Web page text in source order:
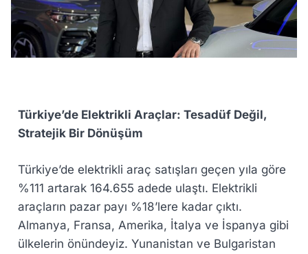
Türkiye’de Elektrikli Araçlar: Tesadüf Değil,
Stratejik Bir Dönüşüm
Türkiye’de elektrikli araç satışları geçen yıla göre
%111 artarak 164.655 adede ulaştı. Elektrikli
araçların pazar payı %18’lere kadar çıktı.
Almanya, Fransa, Amerika, İtalya ve İspanya gibi
ülkelerin önündeyiz. Yunanistan ve Bulgaristan